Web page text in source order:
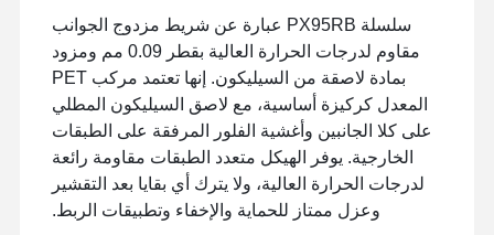
سلسلة PX95RB عبارة عن شريط مزدوج الجوانب
مقاوم لدرجات الحرارة العالية بقطر 0.09 مم ومزود
بمادة لاصقة من السيليكون. إنها تعتمد مركب PET
المعدل كركيزة أساسية، مع لاصق السيليكون المطلي
على كلا الجانبين وأغشية الفلور المرفقة على الطبقات
الخارجية. يوفر الهيكل متعدد الطبقات مقاومة رائعة
لدرجات الحرارة العالية، ولا يترك أي بقايا بعد التقشير
وعزل ممتاز للحماية والإخفاء وتطبيقات الربط.